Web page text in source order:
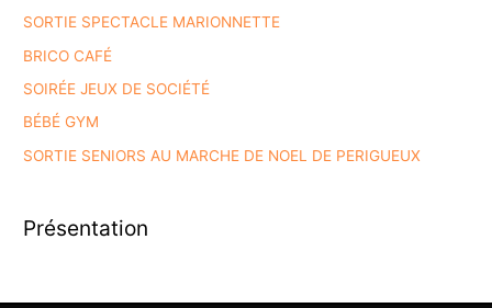
SORTIE SPECTACLE MARIONNETTE
BRICO CAFÉ
SOIRÉE JEUX DE SOCIÉTÉ
BÉBÉ GYM
SORTIE SENIORS AU MARCHE DE NOEL DE PERIGUEUX
Présentation